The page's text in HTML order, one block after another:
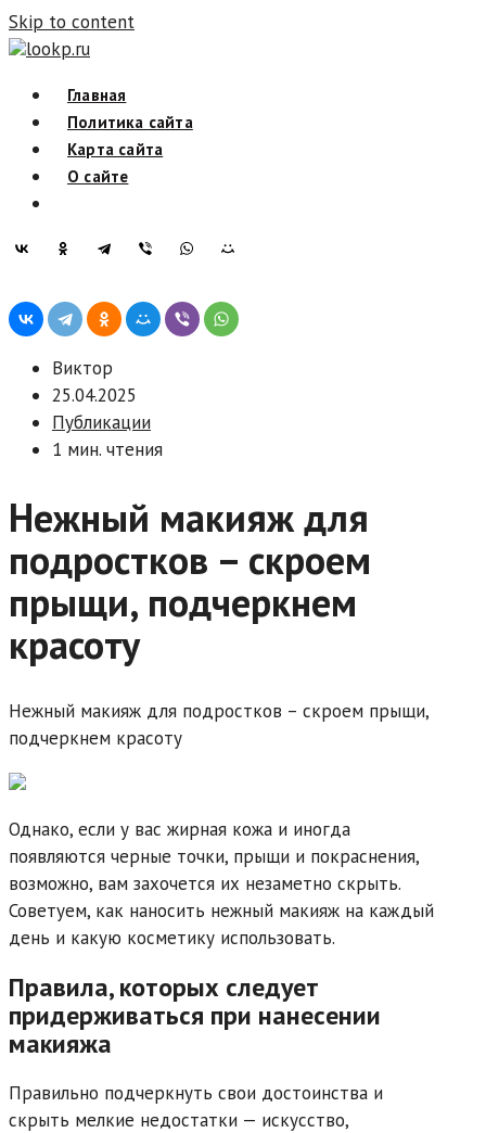
Skip to content
lookp.ru
Главная
Политика сайта
Карта сайта
О сайте
Виктор
25.04.2025
Публикации
1 мин. чтения
Нежный макияж для
подростков – скроем
прыщи, подчеркнем
красоту
Нежный макияж для подростков – скроем прыщи,
подчеркнем красоту
Однако, если у вас жирная кожа и иногда
появляются черные точки, прыщи и покраснения,
возможно, вам захочется их незаметно скрыть.
Советуем, как наносить нежный макияж на каждый
день и какую косметику использовать.
Правила, которых следует
придерживаться при нанесении
макияжа
Правильно подчеркнуть свои достоинства и
скрыть мелкие недостатки — искусство,